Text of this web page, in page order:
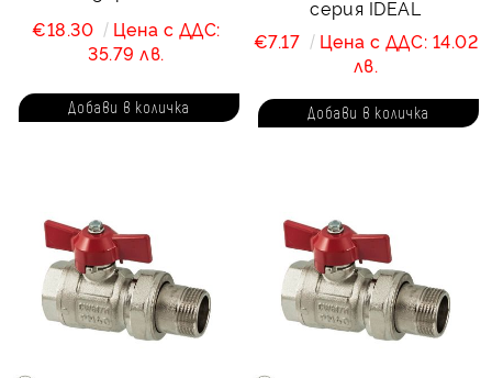
€18.30
Цена с ДДС:
35.79 лв.
серия IDEAL
€7.17
Цена с ДДС: 14.02
лв.